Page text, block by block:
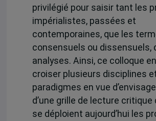
privilégié pour saisir tant les
impérialistes, passées et
contemporaines, que les
consensuels ou dissensuels,
analyses. Ainsi, ce colloque
croiser plusieurs disciplines
paradigmes en vue
d’une grille de lecture
se déploient aujourd’hui les